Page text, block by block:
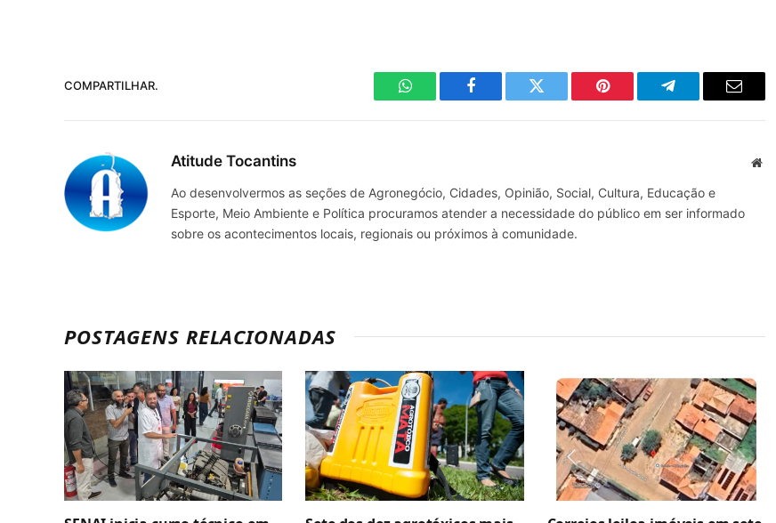
COMPARTILHAR.
WhatsAppFacebook Twitter Pinterest TelegramaE-
Atitude Tocantins Site
Ao desenvolvermos as seções de Agronegócio, Cidades, Opinião, Social, Cultura, Educação e
Esporte, Meio Ambiente e Política procuramos atender a necessidade do público em ser informado
sobre os acontecimentos locais, regionais ou próximos à comunidade.
POSTAGENS RELACIONADAS